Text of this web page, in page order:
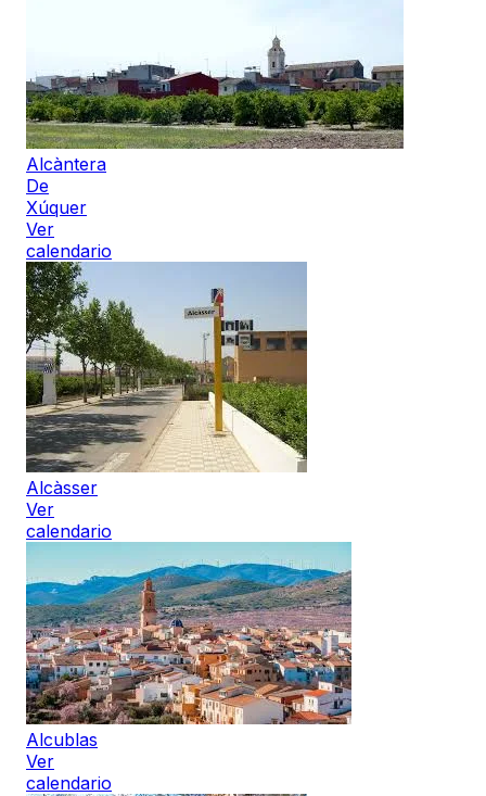
Alcàntera
De
Xúquer
Ver
calendario
Alcàsser
Ver
calendario
Alcublas
Ver
calendario